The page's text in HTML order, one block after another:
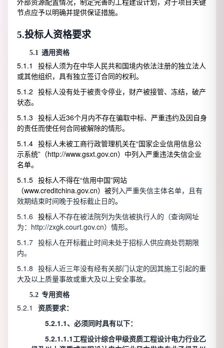
节点应予以明确并提供保证措施。
5.投标人资格要求
5.1 通用资格
5.1.1
投标人须为在中华人民共和国境内依法注册的独立法人
或其他组织，具有独立签订合同的权利。
5.1.2 投标人没有处于被责令停业，财产被接管、冻结，破产
状态。
5.1.3 投标人近36个月内不存在骗取中标、严重违约及因自身
的责任而使任何合同被解除的情形。
5.1.4 投标人未被工商行政管理机关在“国家企业信用信息公
示系统”（http://www.gsxt.gov.cn）中列入严重违法失信企业
名单。
5.1.5 投标人不得在“信用中国”网站
（www.creditchina.gov.cn）被列入严重失信主体名单，且有
效期结束时间晚于投标截止日的。
5.1.6 投标人不存在被法院列为失信被执行人的（查询网址
为：http://zxgk.court.gov.cn）情形。
5.1.7 投标人在开标截止时间未处于招标人供应商处罚期限
内。
5.1.8 投标人近三年没有经有关部门认定的因其施工引起的重
大及以上质量事故或重大及以上安全事故。
5.2 专用资格
5.2.1
资质要求：
5.2.1.1、必须同时具有以下：
5.2.1.1.1工程设计综合甲级资质工程设计电力行业乙